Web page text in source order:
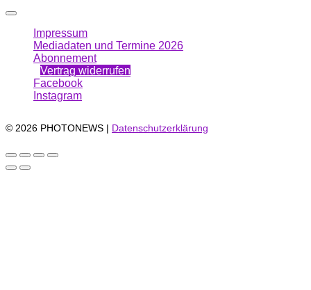
Impressum
Mediadaten und Termine 2026
Abonnement
Vertrag widerrufen
Facebook
Instagram
© 2026 PHOTONEWS | Datenschutzerklärung